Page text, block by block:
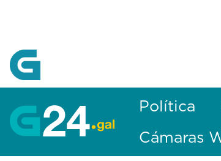
Política
Cámaras